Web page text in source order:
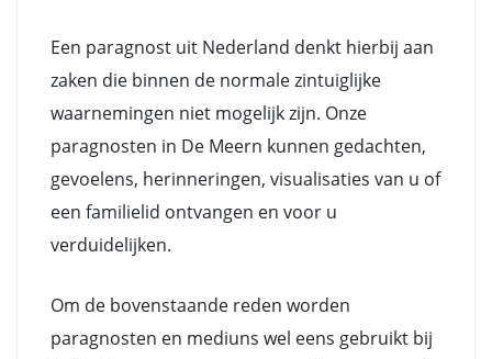
Een paragnost uit Nederland denkt hierbij aan
zaken die binnen de normale zintuiglijke
waarnemingen niet mogelijk zijn. Onze
paragnosten in De Meern kunnen gedachten,
gevoelens, herinneringen, visualisaties van u of
een familielid ontvangen en voor u
verduidelijken.
Om de bovenstaande reden worden
paragnosten en mediuns wel eens gebruikt bij